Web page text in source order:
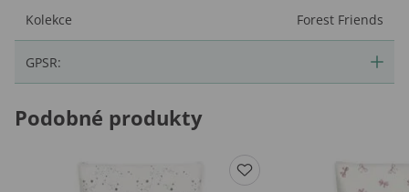
Kolekce Forest Friends
GPSR:
Podobné produkty